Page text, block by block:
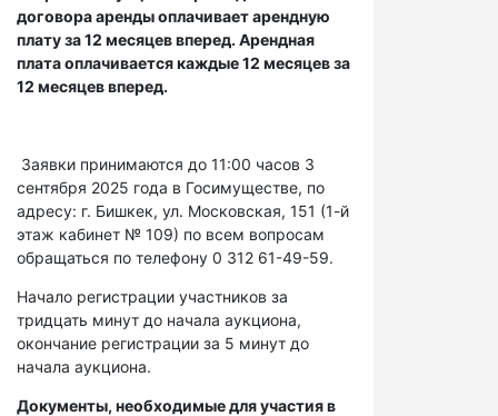
договора аренды оплачивает арендную
плату за 12 месяцев вперед. Арендная
плата оплачивается каждые 12 месяцев за
12 месяцев вперед.
Заявки принимаются до 11:00 часов 3
сентября 2025 года в Госимуществе, по
адресу: г. Бишкек, ул. Московская, 151 (1-й
этаж кабинет № 109) по всем вопросам
обращаться по телефону 0 312 61-49-59.
Начало регистрации участников за
тридцать минут до начала аукциона,
окончание регистрации за 5 минут до
начала аукциона.
Документы, необходимые для участия в